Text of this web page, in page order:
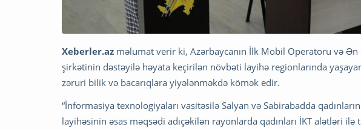
Xeberler.az məlumat verir ki, Azərbaycanın İlk Mobil Operatoru və
şirkətinin dəstəyilə həyata keçirilən növbəti layihə regionlarında
zəruri bilik və bacarıqlara yiyələnməkdə kömək edir.
“İnformasiya texnologiyaları vasitəsilə Salyan və Sabirabadda qadınların
layihəsinin əsas məqsədi adıçəkilən rayonlarda qadınları İKT alətləri